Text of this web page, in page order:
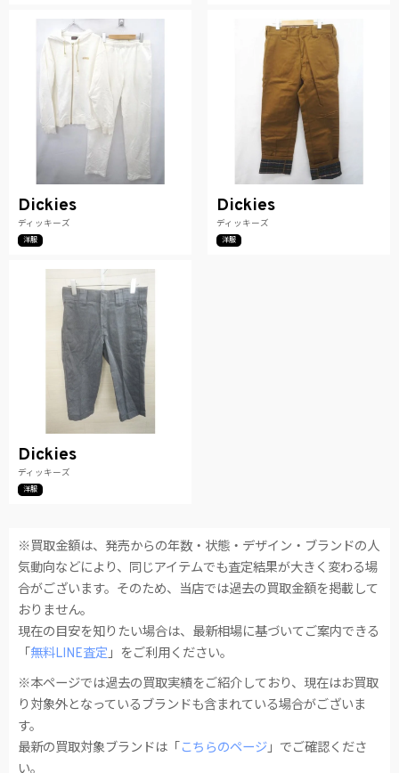
Dickies
ディッキーズ
洋服
Dickies
ディッキーズ
洋服
Dickies
ディッキーズ
洋服
※買取金額は、発売からの年数・状態・デザイン・ブランドの人
気動向などにより、同じアイテムでも査定結果が大きく変わる場
合がございます。そのため、当店では過去の買取金額を掲載して
おりません。
現在の目安を知りたい場合は、最新相場に基づいてご案内できる
「 無料LINE査定」をご利用ください。
※本ページでは過去の買取実績をご紹介しており、現在はお買取
り対象外となっているブランドも含まれている場合がございま
す。
最新の買取対象ブランドは「 こちらのページ」でご確認くださ